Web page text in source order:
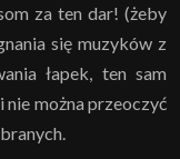
za ten dar! (żeby
się muzyków z
łapek, ten sam
nie można przeoczyć